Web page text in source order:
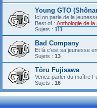
Young GTO
Ici on parle de la
Best of : Anthologie de
Sujets : 111
Bad Company
Et là c'est sa jeunesse
Sujets : 13
Tôru Fujisawa
Venez parler du maître
Sujets : 16